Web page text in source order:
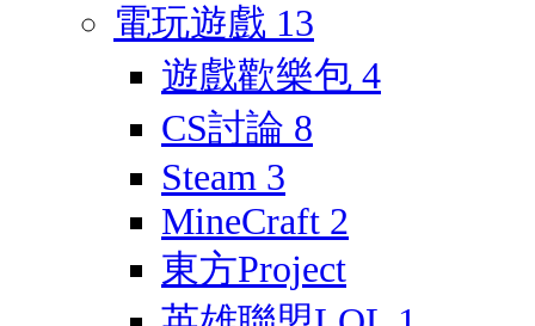
電玩遊戲 13
遊戲歡樂包 4
CS討論 8
Steam 3
MineCraft 2
東方Project